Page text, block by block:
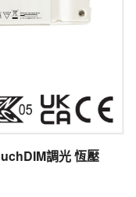
調光 恆壓